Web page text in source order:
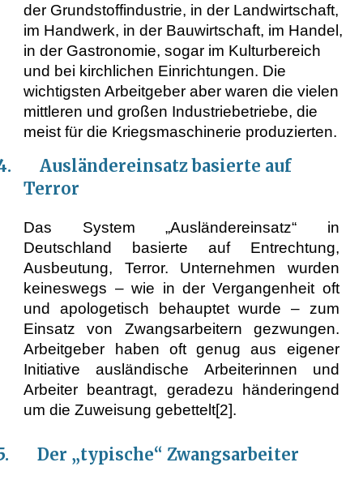
der Grundstoffindustrie, in der Landwirtschaft,
im Handwerk, in der Bauwirtschaft, im Handel,
in der Gastronomie, sogar im Kulturbereich
und bei kirchlichen Einrichtungen. Die
wichtigsten Arbeitgeber aber waren die vielen
mittleren und großen Industriebetriebe, die
meist für die Kriegsmaschinerie produzierten.
Ausländereinsatz basierte auf
Terror
Das System „Ausländereinsatz“ in
Deutschland basierte auf Entrechtung,
Ausbeutung, Terror. Unternehmen wurden
keineswegs – wie in der Vergangenheit oft
und apologetisch behauptet wurde – zum
Einsatz von Zwangsarbeitern gezwungen.
Arbeitgeber haben oft genug aus eigener
Initiative ausländische Arbeiterinnen und
Arbeiter beantragt, geradezu händeringend
um die Zuweisung gebettelt[2].
Der „typische“ Zwangsarbeiter